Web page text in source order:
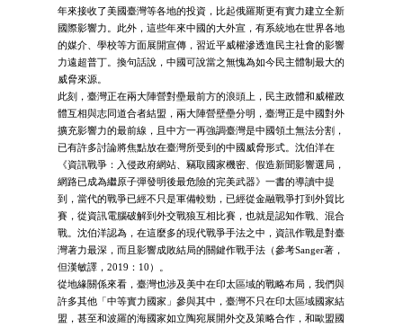
年來接收了美國臺灣等各地的投資，比起俄羅斯更有實力建立全新
國際影響力。此外，這些年來中國的大外宣，有系統地在世界各地
的媒介、學校等方面展開宣傳，習近平威權滲透進民主社會的影響
力遠超普丁。換句話說，中國可說當之無愧為如今民主體制最大的
威脅來源。
此刻，臺灣正在兩大陣營對壘最前方的浪頭上，民主政體和威權政
體互相與志同道合者結盟，兩大陣營壁壘分明，臺灣正是中國對外
擴充影響力的最前線，且中方一再強調臺灣是中國領土無法分割，
已有許多討論將焦點放在臺灣所受到的中國威脅形式。沈伯洋在
《資訊戰爭：入侵政府網站、竊取國家機密、假造新聞影響選局，
網路已成為繼原子彈發明後最危險的完美武器》一書的導讀中提
到，當代的戰爭已經不只是軍備較勁，已經從金融戰爭打到外貿比
賽，從資訊電腦破解到外交戰狼互相比賽，也就是認知作戰、混合
戰。沈伯洋認為，在這麼多的現代戰爭手法之中，資訊作戰是對臺
灣著力最深，而且影響成敗結局的關鍵作戰手法（參考Sanger著，
但漢敏譯，2019：10）。
從地緣關係來看，臺灣也涉及美中在印太區域的戰略布局，我們與
許多其他「中等實力國家」參與其中，臺灣不只在印太區域國家結
盟，甚至和波羅的海國家如立陶宛展開外交及策略合作，和歐盟國